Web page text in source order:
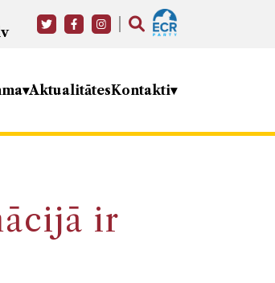
AktualitātesKontakti
ir